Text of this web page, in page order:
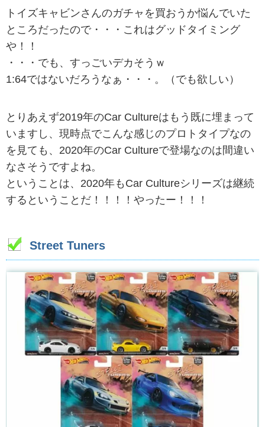
トイズキャビンさんのガチャを買おうか悩んでいた
ところだったので・・・これはグッドタイミング
や！！
・・・でも、すっごいデカそうｗ
1:64ではないだろうなぁ・・・。（でも欲しい）
とりあえず2019年のCar Cultureはもう既に埋まって
いますし、現時点でこんな感じのプロトタイプなの
を見ても、2020年のCar Cultureで登場なのは間違い
なさそうですよね。
ということは、2020年もCar Cultureシリーズは継続
するということだ！！！！やったー！！！
Street Tuners